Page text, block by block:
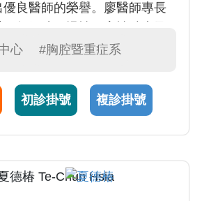
良醫師的榮譽。廖醫師專長
不斷提升自己，以提供病患能
其專長的項目。目前亦兼任高
任。
心 #胸腔暨重症系
初診掛號 複診掛號